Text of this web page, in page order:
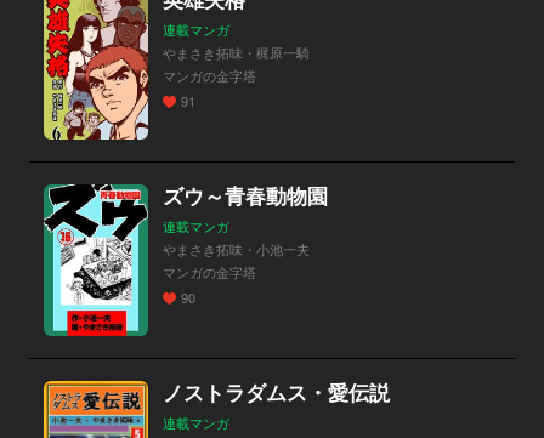
連載マンガ
やまさき拓味・梶原一騎
マンガの金字塔
91
ズウ～青春動物園
連載マンガ
やまさき拓味・小池一夫
マンガの金字塔
90
ノストラダムス・愛伝説
連載マンガ